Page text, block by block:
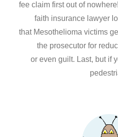
fee claim first out of
faith insurance lawyer
that Mesothelioma victims
the prosecutor for
or even guilt. Last, but if